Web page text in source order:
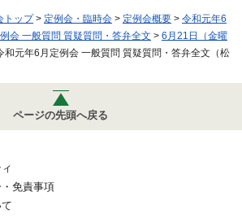
トップ> 定例会・臨時会 > 定例会概要 > 令和元年6
会 一般質問 質疑質問・答弁全文 > 6月21日（金曜
和元年6月定例会 一般質問 質疑質問・答弁全文（松
ページの先頭へ戻る
免責事項